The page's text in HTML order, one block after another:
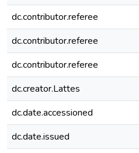
dc.contributor.referee
dc.contributor.referee
dc.contributor.referee
dc.creator.Lattes
dc.date.accessioned
dc.date.issued